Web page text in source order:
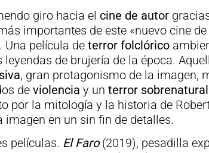
giro hacia el cine de autor
importantes de este «nuevo cine
Una película de terror folclórico
de brujería de la época.
, gran protagonismo de la imagen,
de violencia y un terror sobrenatural
por la mitología y la historia de
imagen en un sin fin de detalles.
películas. El Faro(2019), pesadilla